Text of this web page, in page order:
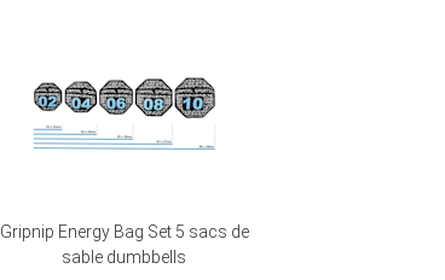
Gripnip Energy Bag Set 5 sacs de
sable dumbbells